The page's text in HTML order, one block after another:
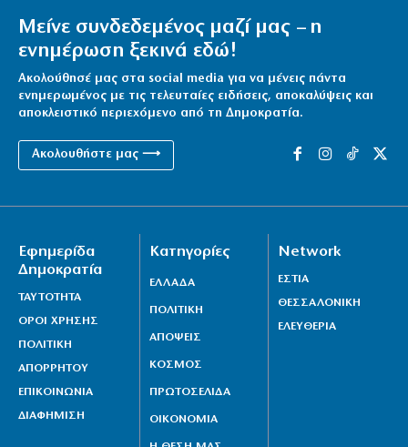
Μείνε συνδεδεμένος μαζί μας – η
ενημέρωση ξεκινά εδώ!
Ακολούθησέ μας στα social media για να μένεις πάντα
ενημερωμένος με τις τελευταίες ειδήσεις, αποκαλύψεις και
αποκλειστικό περιεχόμενο από τη Δημοκρατία.
Ακολουθήστε μας ⟶
Εφημερίδα
Δημοκρατία
ΤΑΥΤΟΤΗΤΑ
ΟΡΟΙ ΧΡΗΣΗΣ
ΠΟΛΙΤΙΚΗ
ΑΠΟΡΡΗΤΟΥ
ΕΠΙΚΟΙΝΩΝΙΑ
ΔΙΑΦΗΜΙΣΗ
Κατηγορίες
ΕΛΛΑΔΑ
ΠΟΛΙΤΙΚΗ
ΑΠΟΨΕΙΣ
ΚΟΣΜΟΣ
ΠΡΩΤΟΣΕΛΙΔΑ
ΟΙΚΟΝΟΜΙΑ
Network
ΕΣΤΙΑ
ΘΕΣΣΑΛΟΝΙΚΗ
ΕΛΕΥΘΕΡΙΑ